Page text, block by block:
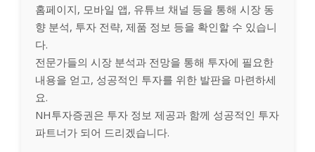
홈페이지, 모바일 앱, 유튜브 채널 등을 통해 시장 동
향 분석, 투자 전략, 제품 정보 등을 확인할 수 있습니
다.
전문가들의 시장 분석과 전망을 통해 투자에 필요한
내용을 얻고, 성공적인 투자를 위한 발판을 마련하세
요.
NH투자증권은 투자 정보 제공과 함께 성공적인 투자
파트너가 되어 드리겠습니다.